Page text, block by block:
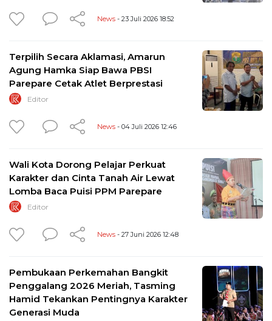
News - 23 Juli 2026 18:52
Terpilih Secara Aklamasi, Amarun
Agung Hamka Siap Bawa PBSI
Parepare Cetak Atlet Berprestasi
Editor
News - 04 Juli 2026 12:46
Wali Kota Dorong Pelajar Perkuat
Karakter dan Cinta Tanah Air Lewat
Lomba Baca Puisi PPM Parepare
Editor
News - 27 Juni 2026 12:48
Pembukaan Perkemahan Bangkit
Penggalang 2026 Meriah, Tasming
Hamid Tekankan Pentingnya Karakter
Generasi Muda